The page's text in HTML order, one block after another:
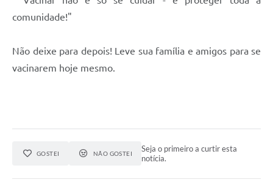
comunidade!"
Não deixe para depois! Leve sua família e amigos para se
vacinarem hoje mesmo.
GOSTEI NÃO GOSTEI
Seja o primeiro a curtir esta
notícia.